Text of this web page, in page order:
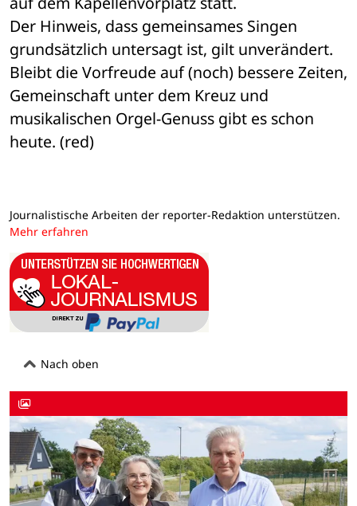
Der Hinweis, dass gemeinsames Singen
grundsätzlich untersagt ist, gilt unverändert.
Bleibt die Vorfreude auf (noch) bessere Zeiten,
Gemeinschaft unter dem Kreuz und
musikalischen Orgel-Genuss gibt es schon
heute. (red)
Journalistische Arbeiten der reporter-Redaktion unterstützen.
Mehr erfahren
Nach oben